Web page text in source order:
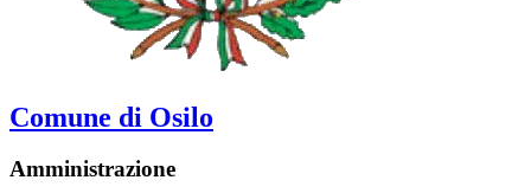
Comune di Osilo
Amministrazione